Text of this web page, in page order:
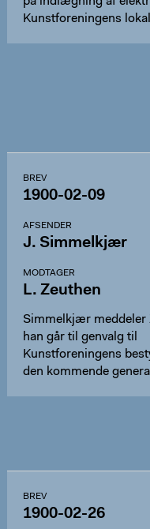
Kunstforeningens
BREV
1900-02-09
AFSENDER
J. Simmelkjær
MODTAGER
L. Zeuthen
Simmelkjær meddeler
han går til genvalg til
Kunstforeningens
den kommende
BREV
1900-02-26